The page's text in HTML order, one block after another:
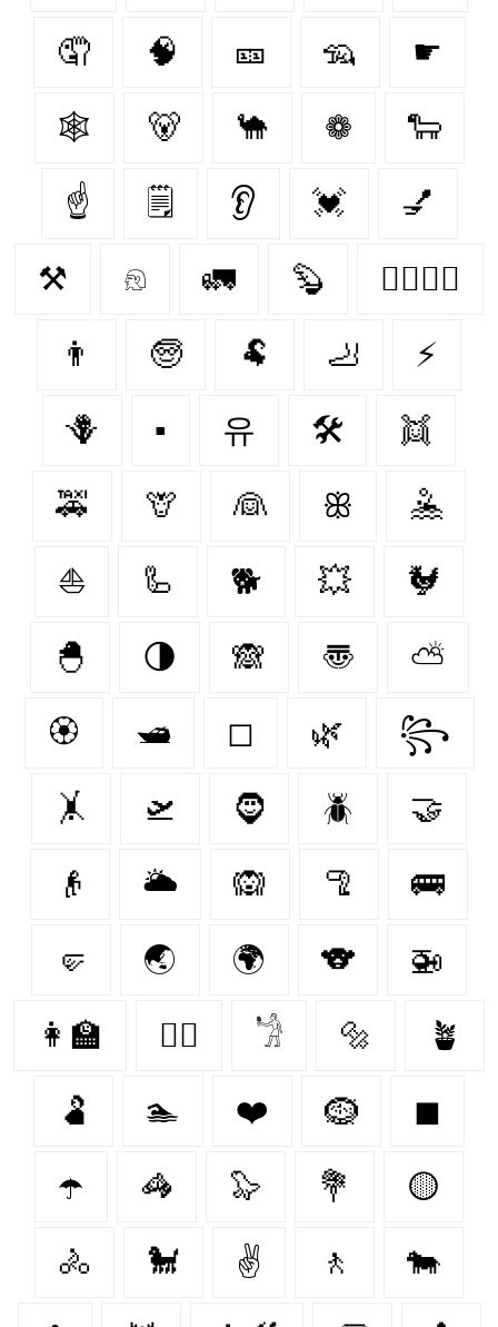
🤦 🧠 🎫 🦡 ☛
🕸️ 🐻 🐪 ❁ 🐑
☝️ 🗒 👂 💓 💅
⚒ 𓁶 🚛 🦫 👩‍❤️‍💋‍👩
👨 🧓 🐏 🦶 ⚡
🪻 ▪️ 유 🛠 👯
🚕 🦒 👰 ꕥ 🤽
⛵ 🦾 🐕 💥 🐓
🐣 🌗 🙈 〠 ⛅
🏵 🛥 ◻ 🌿 ꧂
🤸 🛫 🧔‍ 🪲 🤝
👴 🌥️ 🙉 🦿 🚌
🤛 🌏 🌍 🐨 🚁
👩‍🏫 ✊🏿 𓁋 🔩 🪴
🫃 🏊 ❤️‍ 🪹 ◼
☂️ 🦓 🦭 💐 🟡
🚴 🐩 ✌ 🚶 🐄